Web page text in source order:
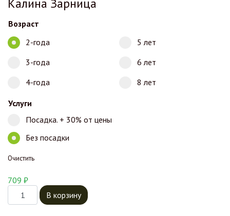
Калина Зарница
Возраст
2-года
3-года
4-года
5 лет
6 лет
8 лет
Услуги
Посадка. + 30% от цены
Без посадки
Очистить
709 ₽
Количество товара Калина Зарница
В корзину